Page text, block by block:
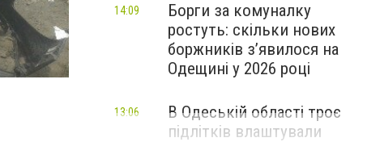
Борги за комуналку
ростуть: скільки нових
боржників з’явилося на
Одещині у 2026 році
14:09
В Одеській області троє
підлітків влаштували
13:06